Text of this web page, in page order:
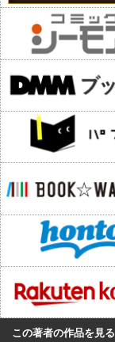
この著者の作品を見る